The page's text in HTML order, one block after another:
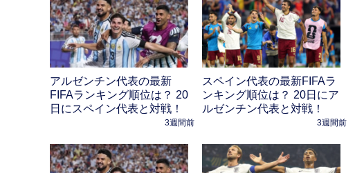
アルゼンチン代表の最新
FIFAランキング順位は？ 20
日にスペイン代表と対戦！
3週間前
スペイン代表の最新FIFAラ
ンキング順位は？ 20日にア
ルゼンチン代表と対戦！
3週間前